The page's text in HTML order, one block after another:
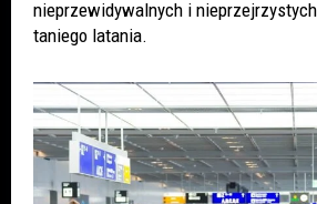
nieprzewidywalnych i
taniego latania.